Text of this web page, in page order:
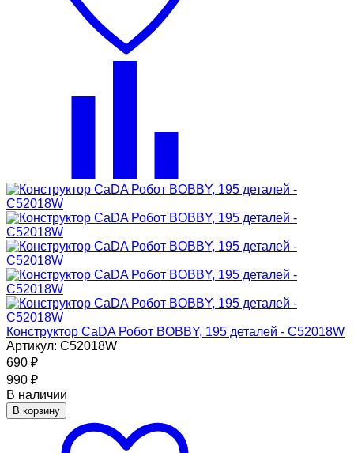
Конструктор CaDA Робот BOBBY, 195 деталей - C52018W
Артикул: C52018W
690 ₽
990 ₽
В наличии
В корзину